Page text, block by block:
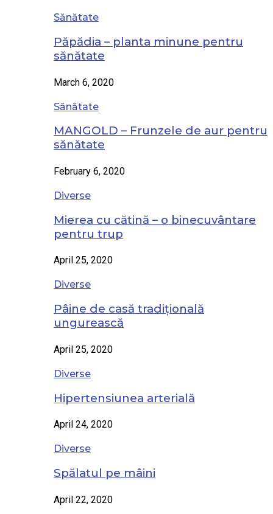
Sănătate
Păpădia – planta minune pentru
sănătate
March 6, 2020
Sănătate
MANGOLD – Frunzele de aur pentru
sănătate
February 6, 2020
Diverse
Mierea cu cătină – o binecuvântare
pentru trup
April 25, 2020
Diverse
Pâine de casă tradițională
ungurească
April 25, 2020
Diverse
Hipertensiunea arterială
April 24, 2020
Diverse
Spălatul pe mâini
April 22, 2020